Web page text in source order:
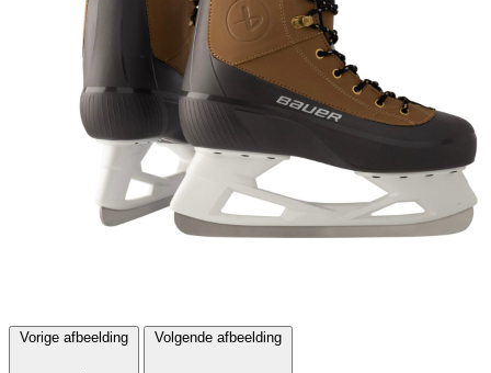
Vorige afbeelding Volgende afbeelding